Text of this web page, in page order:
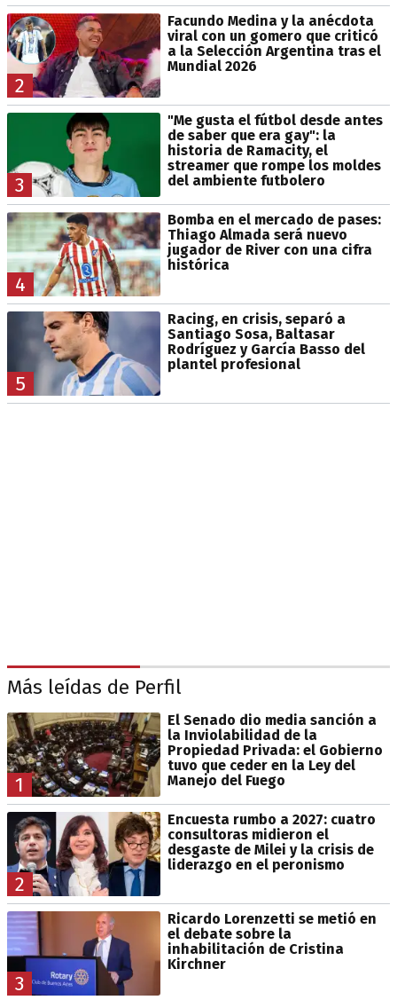
2
Facundo Medina y la anécdota
viral con un gomero que criticó
a la Selección Argentina tras el
Mundial 2026
3
"Me gusta el fútbol desde antes
de saber que era gay": la
historia de Ramacity, el
streamer que rompe los moldes
del ambiente futbolero
4
Bomba en el mercado de pases:
Thiago Almada será nuevo
jugador de River con una cifra
histórica
5
Racing, en crisis, separó a
Santiago Sosa, Baltasar
Rodríguez y García Basso del
plantel profesional
Más leídas de Perfil
1
El Senado dio media sanción a
la Inviolabilidad de la
Propiedad Privada: el Gobierno
tuvo que ceder en la Ley del
Manejo del Fuego
2
Encuesta rumbo a 2027: cuatro
consultoras midieron el
desgaste de Milei y la crisis de
liderazgo en el peronismo
3
Ricardo Lorenzetti se metió en
el debate sobre la
inhabilitación de Cristina
Kirchner